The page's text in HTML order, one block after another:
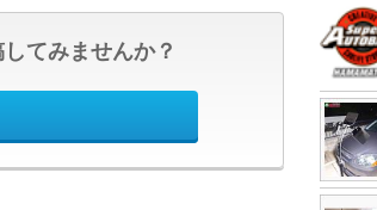
てみませんか？